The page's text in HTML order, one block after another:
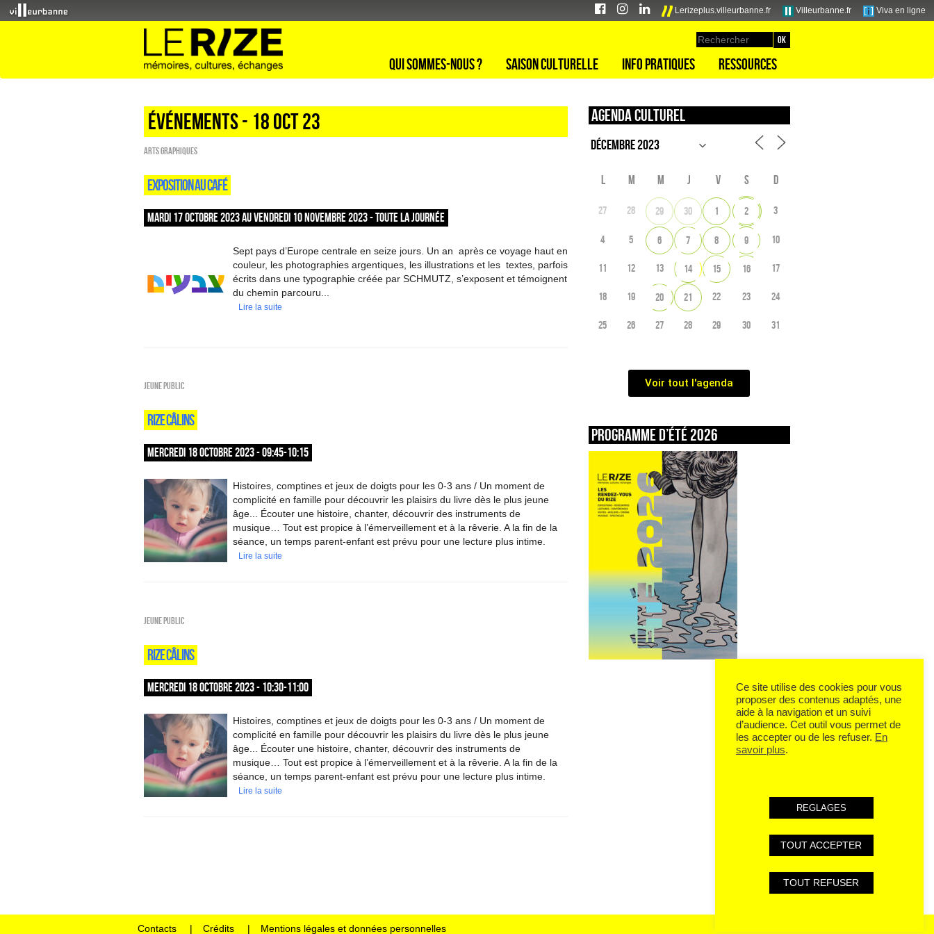
Lerizeplus.villeurbanne.fr Villeurbanne.fr Viva en ligne
Qui sommes-nous ? Saison culturelle Info pratiques Ressources
Événements - 18 Oct 23
Arts graphiques
EXPOSITION AU CAFÉ
MARDI 17 OCTOBRE 2023 AU VENDREDI 10 NOVEMBRE 2023 - TOUTE LA JOURNÉE
Sept pays d’Europe centrale en seize jours. Un an après ce voyage haut en
couleur, les photographies argentiques, les illustrations et les textes, parfois
écrits dans une typographie créée par SCHMUTZ, s’exposent et témoignent
du chemin parcouru...
Lire la suite
Jeune public
RIZE CÂLINS
MERCREDI 18 OCTOBRE 2023 - 09:45-10:15
Histoires, comptines et jeux de doigts pour les 0-3 ans / Un moment de
complicité en famille pour découvrir les plaisirs du livre dès le plus jeune
âge... Écouter une histoire, chanter, découvrir des instruments de
musique… Tout est propice à l’émerveillement et à la rêverie. A la fin de la
séance, un temps parent-enfant est prévu pour une lecture plus intime.
Lire la suite
Jeune public
RIZE CÂLINS
MERCREDI 18 OCTOBRE 2023 - 10:30-11:00
Histoires, comptines et jeux de doigts pour les 0-3 ans / Un moment de
complicité en famille pour découvrir les plaisirs du livre dès le plus jeune
âge... Écouter une histoire, chanter, découvrir des instruments de
musique… Tout est propice à l’émerveillement et à la rêverie. A la fin de la
séance, un temps parent-enfant est prévu pour une lecture plus intime.
Lire la suite
Agenda culturel
L M M J V S D
27 28 29 30 1 2 3
4 5 6 7 8 9 10
11 12 13 14 15 16 17
18 19 20 21 22 23 24
25 26 27 28 29 30 31
Voir tout l'agenda
Programme d’été 2026
Contacts Crédits Mentions légales et données personnelles
Ce site utilise des cookies pour vous
proposer des contenus adaptés, une
aide à la navigation et un suivi
d’audience. Cet outil vous permet de
les accepter ou de les refuser. En
savoir plus.
REGLAGES
TOUT ACCEPTER
TOUT REFUSER